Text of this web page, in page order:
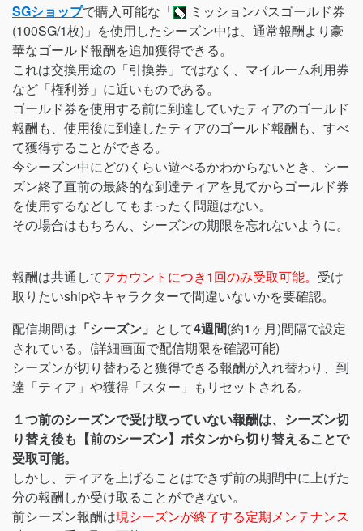
SGショップで購入可能な「
ミッションパスゴールド券
(100SG/1枚)」を使用したシーズン中は、通常報酬より豪
華なゴールド報酬を追加獲得できる。
これは交換用途の「引換券」ではなく、マイルーム利用券
など「権利券」に近いものである。
ゴールド券を使用する前に到達していたティアのゴールド
報酬も、使用後に到達したティアのゴールド報酬も、すべ
て獲得することができる。
今シーズン中にどのくらい遊べるかわからないとき、シー
ズン終了直前の最終的な到達ティアを見てからゴールド券
を使用するなどしてもまったく問題はない。
その場合はもちろん、シーズンの期限を忘れないように。
報酬は共通してアカウントにつき1回のみ受取可能。 受け
取りたいshipやキャラクターで間違いないかを要確認。
配信期間は 「シーズン」 として4週間(約1ヶ月)間隔で設定
されている。(詳細画面で配信期限を確認可能)
シーズンが切り替わると獲得できる報酬が入れ替わり、到
達「ティア」や獲得「スター」もリセットされる。
１つ前のシーズンで受け取っていない報酬は、シーズン切
り替え後も【前のシーズン】ボタンから切り替えることで
受取可能。
しかし、ティアを上げることはできず前の期間中に上げた
分の報酬しか受け取ることができない。
前シーズン報酬は現シーズンが終了する定期メンテナンス